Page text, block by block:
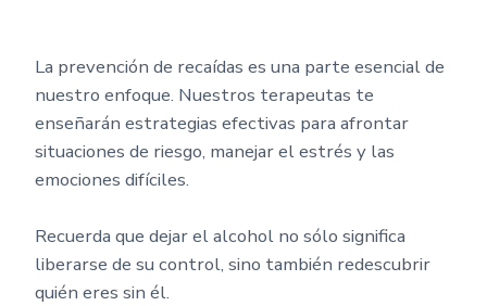
La prevención de recaídas es una parte esencial de
nuestro enfoque. Nuestros terapeutas te
enseñarán estrategias efectivas para afrontar
situaciones de riesgo, manejar el estrés y las
emociones difíciles.
Recuerda que dejar el alcohol no sólo significa
liberarse de su control, sino también redescubrir
quién eres sin él.